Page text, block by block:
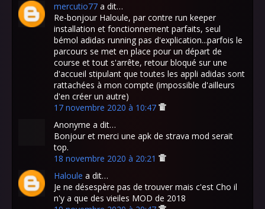
mercutio77 a dit…
Re-bonjour Haloule, par contre run keeper
installation et fonctionnement parfaits, seul
bémol adidas running pas d'explication...parfois le
parcours se met en place pour un départ de
course et tout s'arrête, retour bloqué sur une
d'accueil stipulant que toutes les appli adidas sont
rattachées à mon compte (impossible d'ailleurs
d'en créer un autre)
17 novembre 2020 à 10:47
Anonyme a dit…
Bonjour et merci une apk de strava mod serait
top.
18 novembre 2020 à 20:21
Haloule a dit…
Je ne désespère pas de trouver mais c'est Cho il
n'y a que des vieiles MOD de 2018